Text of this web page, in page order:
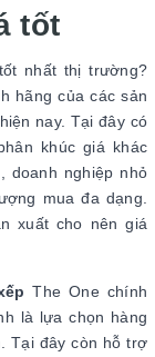
tốt
nhất thị trường?
hãng của các sản
nay. Tại đây có
khúc giá khác
doanh nghiệp nhỏ
mua đa dạng.
xuất cho nên giá
The One chính
là lựa chọn hàng
Tại đây còn hỗ trợ